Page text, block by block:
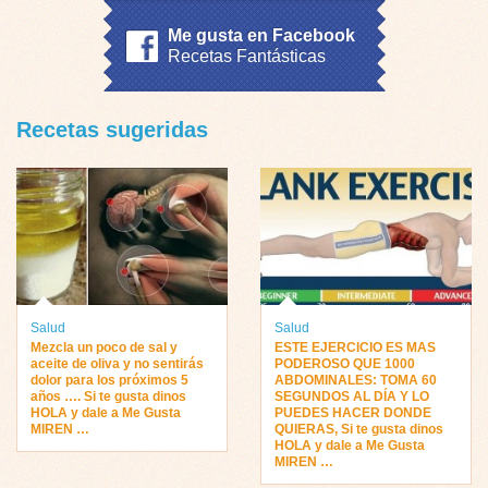
Me gusta en Facebook
Recetas Fantásticas
Recetas sugeridas
Salud
Mezcla un poco de sal y
aceite de oliva y no sentirás
dolor para los próximos 5
años …. Si te gusta dinos
HOLA y dale a Me Gusta
MIREN …
Salud
ESTE EJERCICIO ES MAS
PODEROSO QUE 1000
ABDOMINALES: TOMA 60
SEGUNDOS AL DÍA Y LO
PUEDES HACER DONDE
QUIERAS, Si te gusta dinos
HOLA y dale a Me Gusta
MIREN …